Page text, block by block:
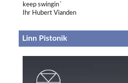
keep swingin´
Ihr Hubert Vianden
Linn Pistonik